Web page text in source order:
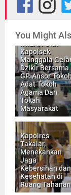
You Might
INILAH Giat
Kapolsek
Manggala
Dzikir Bersama
GP. Ansor
Adat Tokoh
Agama Dan
Tokah
Masyarakat
Kapolres
Takalar,
Menekankan
Jaga
Kebersihan dan
Kesehatan di
Ruang Tahanan